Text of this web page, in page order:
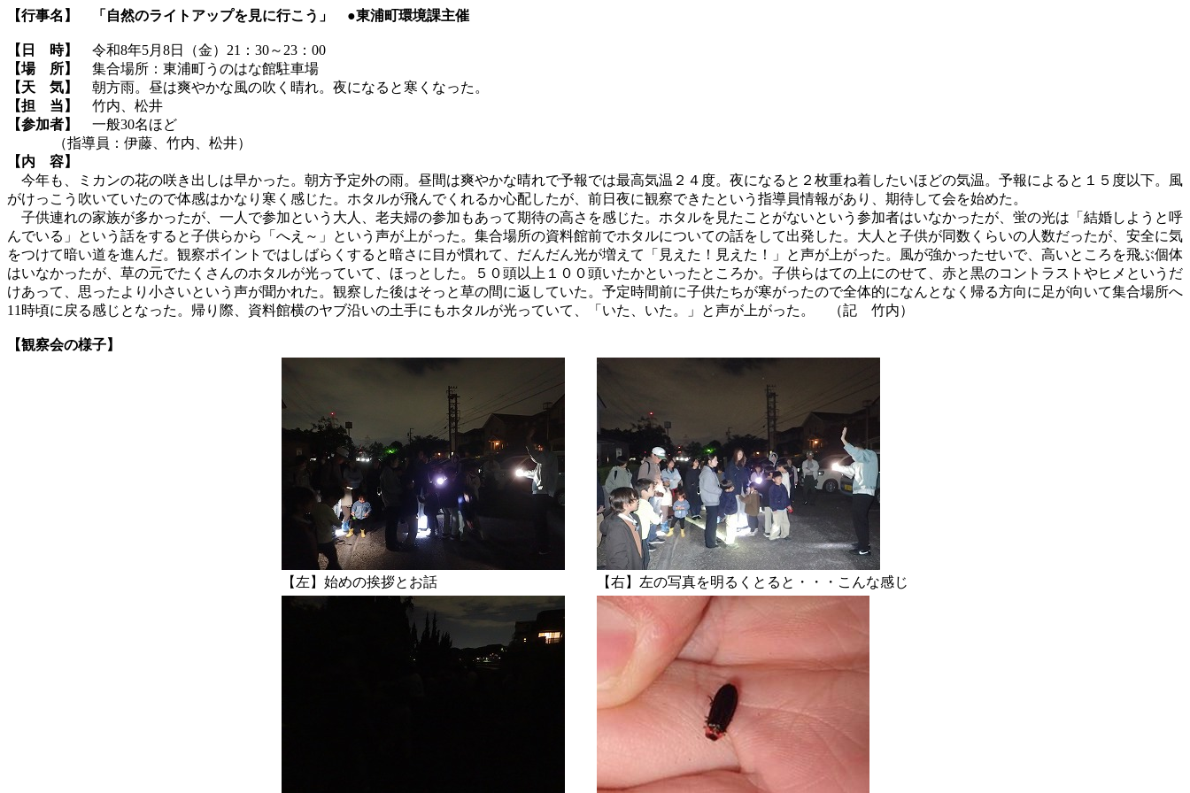
【行事名】 「自然のライトアップを見に行こう」 ●東浦町環境課主催
【日 時】
令和8年5月8日（金）21：30～23：00
【場 所】
集合場所：東浦町うのはな館駐車場
【天 気】
朝方雨。昼は爽やかな風の吹く晴れ。夜になると寒くなった。
【担 当】
竹内、松井
【参加者】
一般30名ほど
（指導員：伊藤、竹内、松井）
【内 容】
今年も、ミカンの花の咲き出しは早かった。朝方予定外の雨。昼間は爽やかな晴れで予報では最高気温２４度。夜になると２枚重ね着したいほどの気温。予報によると１５度以下。風
がけっこう吹いていたので体感はかなり寒く感じた。ホタルが飛んでくれるか心配したが、前日夜に観察できたという指導員情報があり、期待して会を始めた。
子供連れの家族が多かったが、一人で参加という大人、老夫婦の参加もあって期待の高さを感じた。ホタルを見たことがないという参加者はいなかったが、蛍の光は「結婚しようと呼
んでいる」という話をすると子供らから「へえ～」という声が上がった。集合場所の資料館前でホタルについての話をして出発した。大人と子供が同数くらいの人数だったが、安全に気
をつけて暗い道を進んだ。観察ポイントではしばらくすると暗さに目が慣れて、だんだん光が増えて「見えた！見えた！」と声が上がった。風が強かったせいで、高いところを飛ぶ個体
はいなかったが、草の元でたくさんのホタルが光っていて、ほっとした。５０頭以上１００頭いたかといったところか。子供らはての上にのせて、赤と黒のコントラストやヒメというだ
けあって、思ったより小さいという声が聞かれた。観察した後はそっと草の間に返していた。予定時間前に子供たちが寒がったので全体的になんとなく帰る方向に足が向いて集合場所へ
11時頃に戻る感じとなった。帰り際、資料館横のヤブ沿いの土手にもホタルが光っていて、「いた、いた。」と声が上がった。 （記 竹内）
【観察会の様子】
【左】始めの挨拶とお話 【右】左の写真を明るくとると・・・こんな感じ